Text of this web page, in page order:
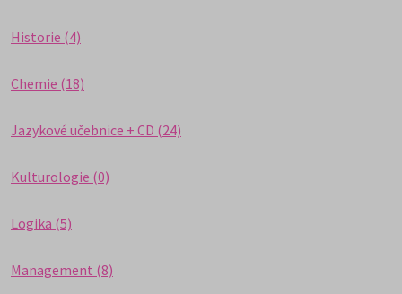
Historie (4)
Chemie (18)
Jazykové učebnice + CD (24)
Kulturologie (0)
Logika (5)
Management (8)